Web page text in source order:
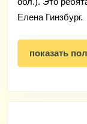
Елена Гинзбург.
показать